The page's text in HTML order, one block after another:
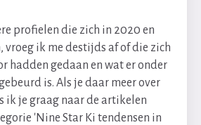
profielen die zich in 2020 en
vroeg ik me destijds af of die zich
hadden gedaan en wat er onder
is. Als je daar meer over
ik je graag naar de artikelen
'Nine Star Ki tendensen in